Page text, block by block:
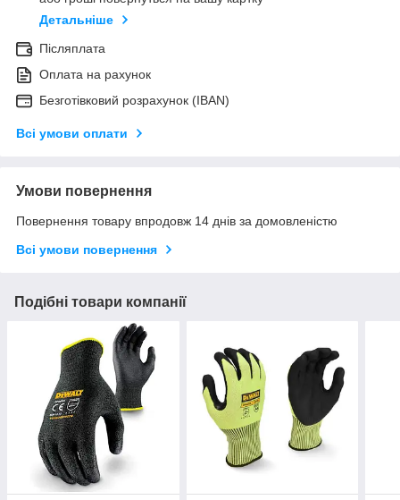
Детальніше
Післяплата
Оплата на рахунок
Безготівковий розрахунок (IBAN)
Всі умови оплати
Умови повернення
Повернення товару впродовж 14 днів за домовленістю
Всі умови повернення
Подібні товари компанії